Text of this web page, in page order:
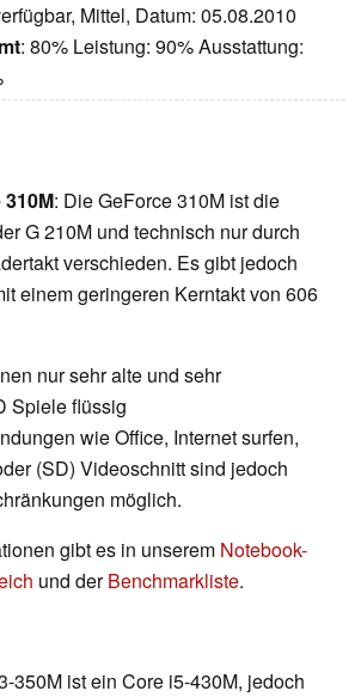
Mittel, Datum: 05.08.2010
: 80% Leistung: 90% Ausstattung:
: Die GeForce 310M ist die
G 210M und technisch nur durch
verschieden. Es gibt jedoch
einem geringeren Kerntakt von 606
nur sehr alte und sehr
Spiele flüssig
wie Office, Internet surfen,
(SD) Videoschnitt sind jedoch
möglich.
gibt es in unserem Notebook-
und derBenchmarkliste.
350M ist ein Core i5-430M, jedoch